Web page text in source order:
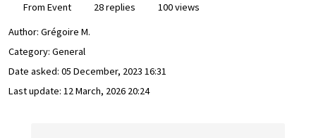
From Event 28 replies
100 views
Author: Grégoire M.
Category: General
Date asked: 05 December, 2023 16:31
Last update: 12 March, 2026 20:24